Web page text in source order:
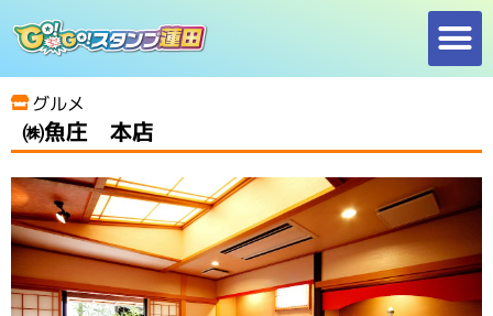
容
を
ス
プ
グルメ
㈱魚庄 本店